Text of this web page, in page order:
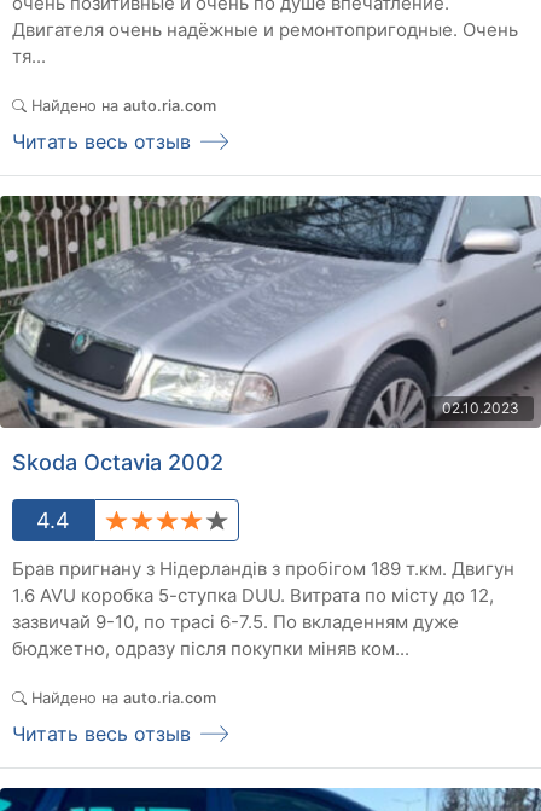
Двигателя очень надёжные и ремонтопригодные. Очень
тя...
Найдено на auto.ria.com
Читать весь отзыв
02.10.2023
Skoda Octavia 2002
4.4
Брав пригнану з Нідерландів з пробігом 189 т.км. Двигун
1.6 AVU коробка 5-ступка DUU. Витрата по місту до 12,
зазвичай 9-10, по трасі 6-7.5. По вкладенням дуже
бюджетно, одразу після покупки міняв ком...
Найдено на auto.ria.com
Читать весь отзыв